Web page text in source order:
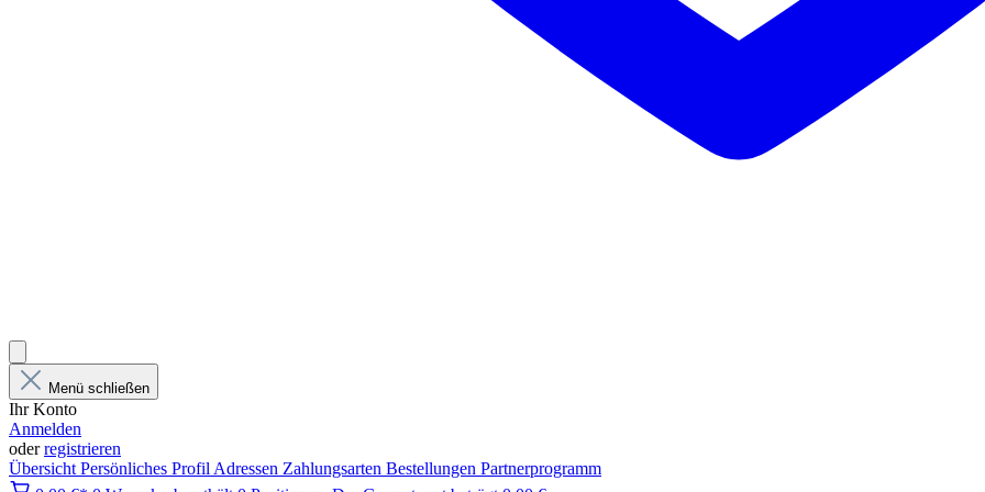
Menü schließen
Ihr Konto
Anmelden
oderregistrieren
Übersicht Persönliches Profil Adressen Zahlungsarten Bestellungen Partnerprogramm